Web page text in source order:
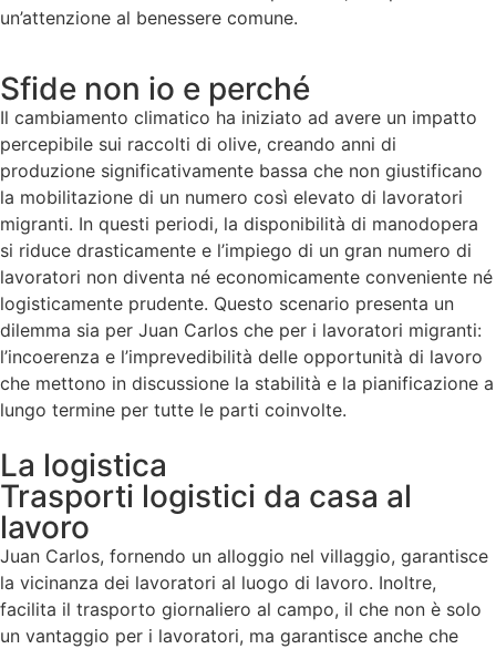
un’attenzione al benessere comune.
Sfide non io e perché
Il cambiamento climatico ha iniziato ad avere un impatto
percepibile sui raccolti di olive, creando anni di
produzione significativamente bassa che non giustificano
la mobilitazione di un numero così elevato di lavoratori
migranti. In questi periodi, la disponibilità di manodopera
si riduce drasticamente e l’impiego di un gran numero di
lavoratori non diventa né economicamente conveniente né
logisticamente prudente. Questo scenario presenta un
dilemma sia per Juan Carlos che per i lavoratori migranti:
l’incoerenza e l’imprevedibilità delle opportunità di lavoro
che mettono in discussione la stabilità e la pianificazione a
lungo termine per tutte le parti coinvolte.
La logistica
Trasporti logistici da casa al
lavoro
Juan Carlos, fornendo un alloggio nel villaggio, garantisce
la vicinanza dei lavoratori al luogo di lavoro. Inoltre,
facilita il trasporto giornaliero al campo, il che non è solo
un vantaggio per i lavoratori, ma garantisce anche che